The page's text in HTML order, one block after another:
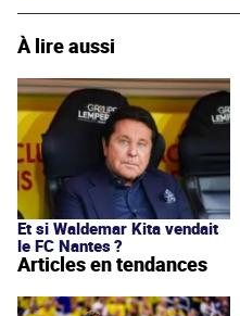
À lire aussi
Et si Waldemar Kita vendait
le FC Nantes ?
Articles en tendances